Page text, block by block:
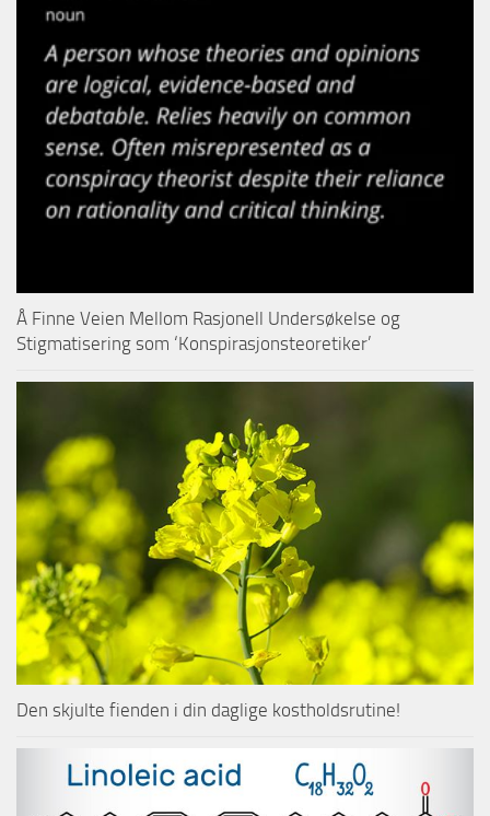
Å Finne Veien Mellom Rasjonell Undersøkelse og
Stigmatisering som ‘Konspirasjonsteoretiker’
Den skjulte fienden i din daglige kostholdsrutine!